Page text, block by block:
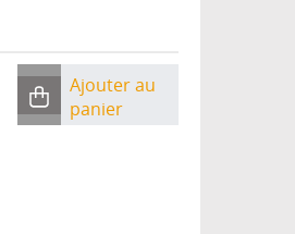
Ajouter au
panier